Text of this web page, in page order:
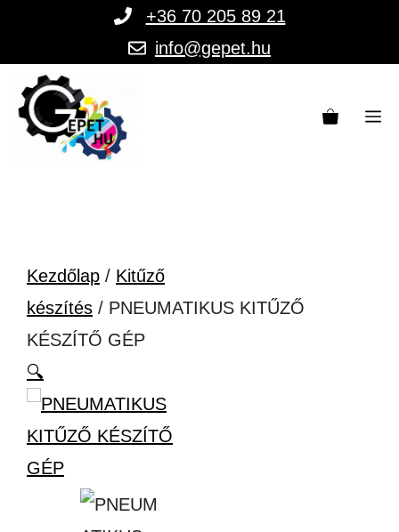
tartalomba
+36 70 205 89 21
info@gepet.hu
Kezdőlap / Kitűző
készítés / PNEUMATIKUS KITŰZŐ
KÉSZÍTŐ GÉP
🔍